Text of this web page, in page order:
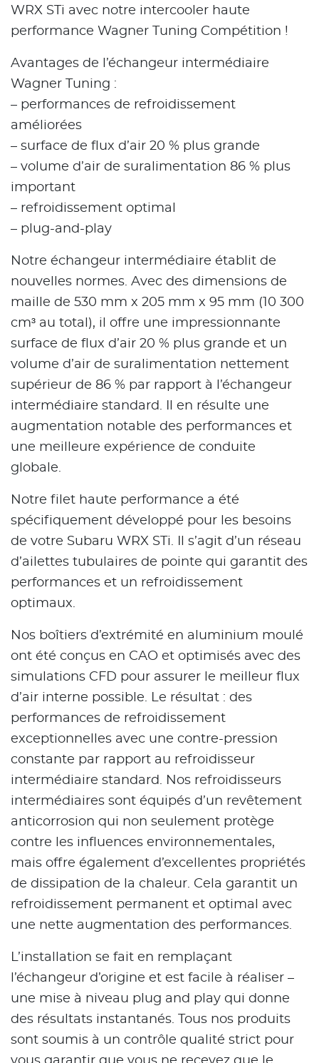
WRX STi avec notre intercooler haute
performance Wagner Tuning Compétition !
Avantages de l’échangeur intermédiaire
Wagner Tuning :
– performances de refroidissement
améliorées
– surface de flux d’air 20 % plus grande
– volume d’air de suralimentation 86 % plus
important
– refroidissement optimal
– plug-and-play
Notre échangeur intermédiaire établit de
nouvelles normes. Avec des dimensions de
maille de 530 mm x 205 mm x 95 mm (10 300
cm³ au total), il offre une impressionnante
surface de flux d’air 20 % plus grande et un
volume d’air de suralimentation nettement
supérieur de 86 % par rapport à l’échangeur
intermédiaire standard. Il en résulte une
augmentation notable des performances et
une meilleure expérience de conduite
globale.
Notre filet haute performance a été
spécifiquement développé pour les besoins
de votre Subaru WRX STi. Il s’agit d’un réseau
d’ailettes tubulaires de pointe qui garantit des
performances et un refroidissement
optimaux.
Nos boîtiers d’extrémité en aluminium moulé
ont été conçus en CAO et optimisés avec des
simulations CFD pour assurer le meilleur flux
d’air interne possible. Le résultat : des
performances de refroidissement
exceptionnelles avec une contre-pression
constante par rapport au refroidisseur
intermédiaire standard. Nos refroidisseurs
intermédiaires sont équipés d’un revêtement
anticorrosion qui non seulement protège
contre les influences environnementales,
mais offre également d’excellentes propriétés
de dissipation de la chaleur. Cela garantit un
refroidissement permanent et optimal avec
une nette augmentation des performances.
L’installation se fait en remplaçant
l’échangeur d’origine et est facile à réaliser –
une mise à niveau plug and play qui donne
des résultats instantanés. Tous nos produits
sont soumis à un contrôle qualité strict pour